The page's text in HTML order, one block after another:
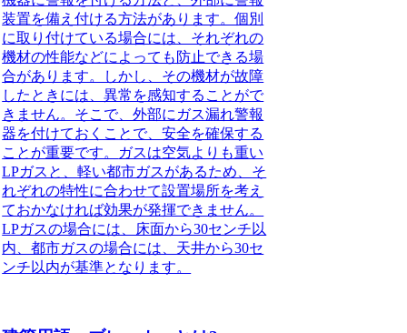
装置を備え付ける方法があります。個別
に取り付けている場合には、それぞれの
機材の性能などによっても防止できる場
合があります。しかし、その機材が故障
したときには、異常を感知することがで
きません。そこで、外部にガス漏れ警報
器を付けておくことで、安全を確保する
ことが重要です。
ガスは空気よりも重い
LPガスと、軽い都市ガスがあるため、そ
れぞれの特性に合わせて設置場所を考え
ておかなければ効果が発揮できません。
LPガスの場合には、床面から30センチ以
内、都市ガスの場合には、天井から30セ
ンチ以内が基準となります。